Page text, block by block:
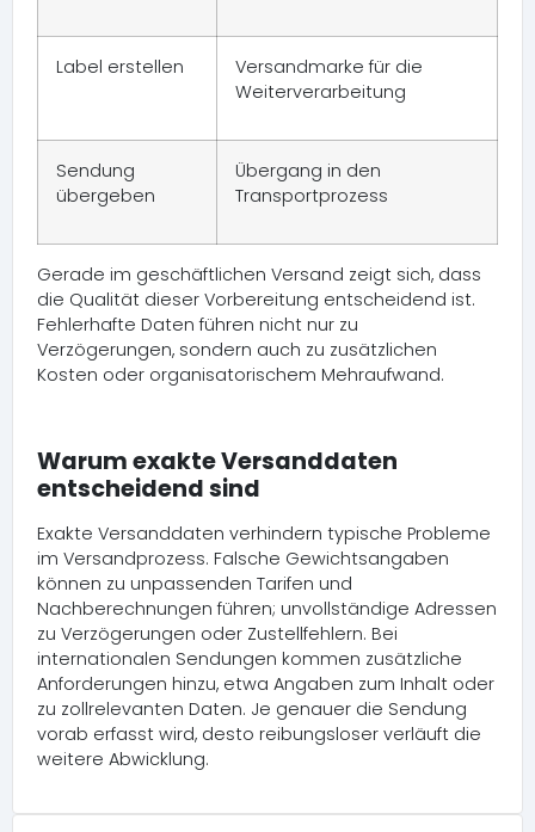
Label erstellen
Versandmarke für die
Weiterverarbeitung
Sendung
übergeben
Übergang in den
Transportprozess
Gerade im geschäftlichen Versand zeigt sich, dass
die Qualität dieser Vorbereitung entscheidend ist.
Fehlerhafte Daten führen nicht nur zu
Verzögerungen, sondern auch zu zusätzlichen
Kosten oder organisatorischem Mehraufwand.
Warum exakte Versanddaten
entscheidend sind
Exakte Versanddaten verhindern typische Probleme
im Versandprozess. Falsche Gewichtsangaben
können zu unpassenden Tarifen und
Nachberechnungen führen; unvollständige Adressen
zu Verzögerungen oder Zustellfehlern. Bei
internationalen Sendungen kommen zusätzliche
Anforderungen hinzu, etwa Angaben zum Inhalt oder
zu zollrelevanten Daten. Je genauer die Sendung
vorab erfasst wird, desto reibungsloser verläuft die
weitere Abwicklung.